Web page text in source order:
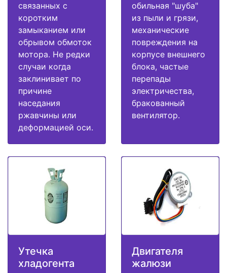
связанных с
коротким
замыканием или
обрывом обмоток
мотора. Не редки
случаи когда
заклинивает по
причине
наседания
ржавчины или
деформацией оси.
обильная "шуба"
из пыли и грязи,
механические
повреждения на
корпусе внешнего
блока, частые
перепады
электричества,
бракованный
вентилятор.
Утечка
хладогента
Двигателя
жалюзи